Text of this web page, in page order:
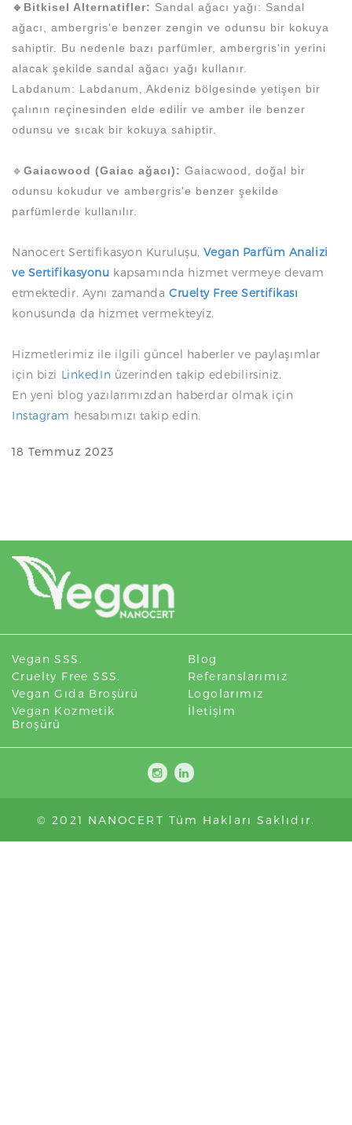
🔹Bitkisel Alternatifler: Sandal ağacı yağı: Sandal
ağacı, ambergris'e benzer zengin ve odunsu bir kokuya
sahiptir. Bu nedenle bazı parfümler, ambergris'in yerini
alacak şekilde sandal ağacı yağı kullanır.
Labdanum: Labdanum, Akdeniz bölgesinde yetişen bir
çalının reçinesinden elde edilir ve amber ile benzer
odunsu ve sıcak bir kokuya sahiptir.
🔹 Gaiacwood (Gaiac ağacı): Gaiacwood, doğal bir
odunsu kokudur ve ambergris'e benzer şekilde
parfümlerde kullanılır.
Nanocert Sertifikasyon Kuruluşu,Vegan Parfüm Analizi
ve Sertifikasyonu kapsamında hizmet vermeye devam
etmektedir. Aynı zamanda Cruelty Free Sertifikası
konusunda da hizmet vermekteyiz.
Hizmetlerimiz ile ilgili güncel haberler ve paylaşımlar
için bizi LinkedIn üzerinden takip edebilirsiniz.
En yeni blog yazılarımızdan haberdar olmak için
Instagram hesabımızı takip edin.
18 Temmuz 2023
Vegan SSS.
Cruelty Free SSS.
Vegan Gıda Broşürü
Vegan Kozmetik
Broşürü
Blog
Referanslarımız
Logolarımız
İletişim
© 2021 NANOCERT Tüm Hakları Saklıdır.